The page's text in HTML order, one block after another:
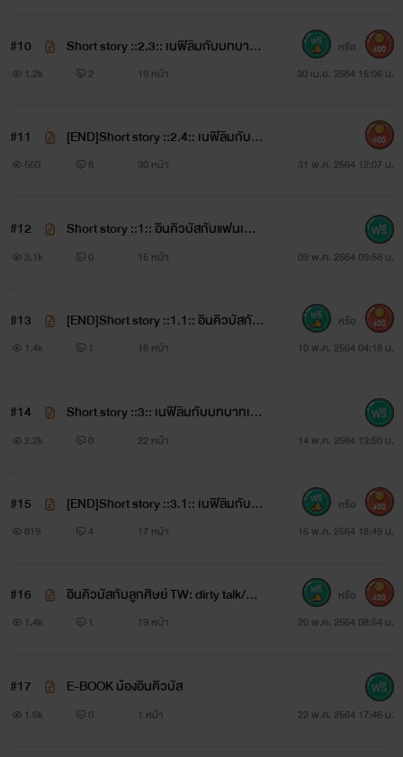
ตามความเชื่อแล้วลักษณะของซัคคิวบัสจะเป็นปีศาจที่อยู่ในรูป
ของผู้หญิงที่มีเสน่ห์เย้ายวนใจ
ปรารถนาให้กับเหยื่อที่โดนสิงแลกกับการสูบพลังชีวิตของเหยื่อ
จะสามารถเลือกเพศได้ หากเป็นหญิงจะเรียกว่าซัคคิวบัส หากเป็น
Facebook page
#10
Short story ::2.3:: เนฟิลิมกับบทบาทข
องตาย TW: Mentioned suicide
1.2k 2 19 หน้า 30 เม.ย. 2564 15:06 น.
หรือ 400
#11
[END]Short story ::2.4:: เนฟิลิมกับบ
ทบาทของตาย TW: blood/depressio
e/toxic relationship
560 8 30 หน้า 31 พ.ค. 2564 12:07 น.
600
#12
Short story ::1:: อินคิวบัสกับแฟนเพื่อ
น TW: NTR/Dirty talk
3.1k 0 15 หน้า 09 พ.ค. 2564 09:58 น.
#13
[END]Short story ::1.1:: อินคิวบัสกับแ
ฟนเพื่อน TW: NTR/dirty talk
1.4k 1 16 หน้า 10 พ.ค. 2564 04:18 น.
หรือ 400
#14
Short story ::3:: เนฟิลิมกับบทบาทเมีย
ชั่ว TW: cheating
2.2k 0 22 หน้า 14 พ.ค. 2564 13:50 น.
#15
[END]Short story ::3.1:: เนฟิลิมกับบ
ทบาทเมียชั่ว TW: cheating
819 4 17 หน้า 16 พ.ค. 2564 18:49 น.
หรือ 400
#16
อินคิวบัสกับลูกศิษย์ TW: dirty talk/ma
sochism
1.4k 1 19 หน้า 20 พ.ค. 2564 08:54 น.
หรือ 400
#17 E-BOOK น้องอินคิวบัส
1.6k 0 1 หน้า 22 พ.ค. 2564 17:46 น.